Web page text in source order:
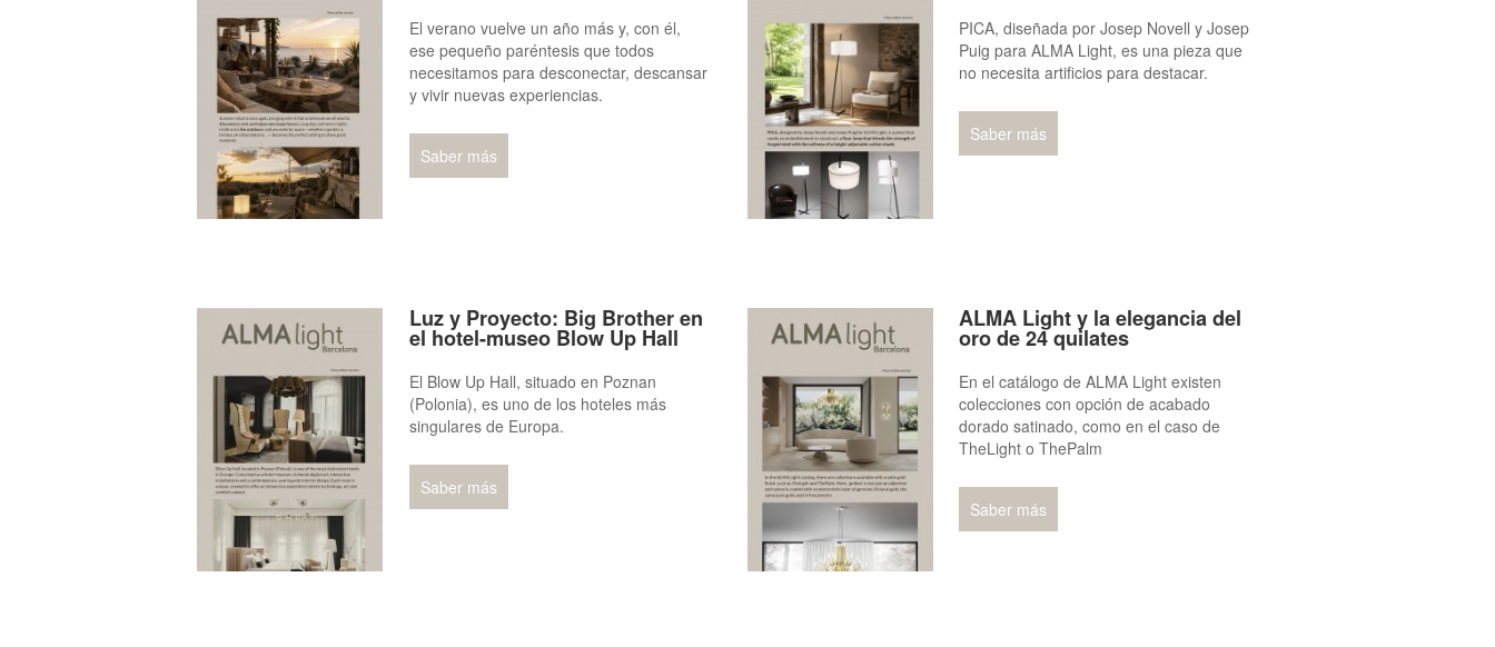
El verano vuelve un año más y, con él,
ese pequeño paréntesis que todos
necesitamos para desconectar, descansar
y vivir nuevas experiencias.
Saber más
PICA, diseñada por Josep Novell y Josep
Puig para ALMA Light, es una pieza que
no necesita artificios para destacar.
Saber más
Luz y Proyecto: Big Brother en
el hotel-museo Blow Up Hall
El Blow Up Hall, situado en Poznan
(Polonia), es uno de los hoteles más
singulares de Europa.
Saber más
ALMA Light y la elegancia del
oro de 24 quilates
En el catálogo de ALMA Light existen
colecciones con opción de acabado
dorado satinado, como en el caso de
TheLight o ThePalm
Saber más